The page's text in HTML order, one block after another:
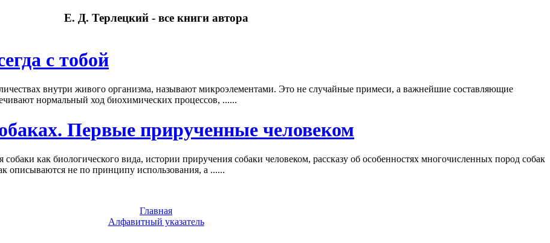
Е. Д. Терлецкий - все книги автора
с тобой
внутри живого организма, называют микроэлементами. Это не случайные примеси, а важнейшие составляющие
нормальный ход биохимических процессов, ......
Первые прирученные человеком
как биологического вида, истории приручения собаки человеком, рассказу об особенностях многочисленных пород собак
описываются не по принципу использования, а ......
Главная
Алфавитный указатель